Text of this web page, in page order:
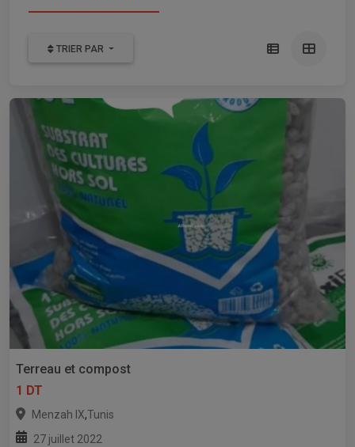
TRIER PAR
Terreau et compost
1 DT
Menzah IX,Tunis
27 juillet 2022